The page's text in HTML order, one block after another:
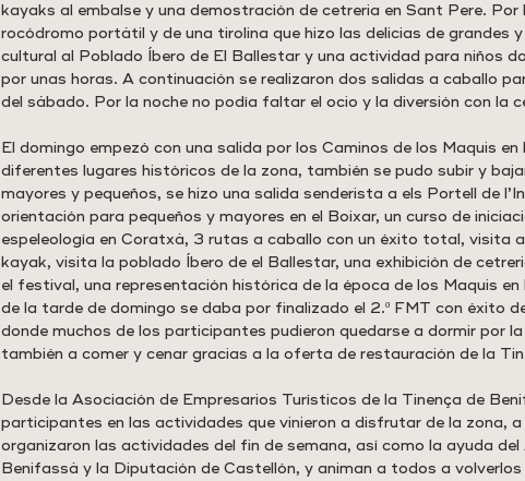
kayaks al embalse y una demostración de cetreria en Sant Pere.
rocódromo portátil y de una tirolina que hizo las delicias de grandes
cultural al Poblado Íbero de El Ballestar y una actividad para niños
por unas horas. A continuación se realizaron dos salidas a caballo
del sábado. Por la noche no podía faltar el ocio y la diversión con la
El domingo empezó con una salida por los Caminos de los Maquis
diferentes lugares históricos de la zona, también se pudo subir y
mayores y pequeños, se hizo una salida senderista a els Portell de
orientación para pequeños y mayores en el Boixar, un curso de
espeleología en Coratxà, 3 rutas a caballo con un éxito total, visita
kayak, visita la poblado Íbero de el Ballestar, una exhibición de
el festival, una representación histórica de la época de los Maquis
de la tarde de domingo se daba por finalizado el 2.º FMT con éxito
donde muchos de los participantes pudieron quedarse a dormir por
también a comer y cenar gracias a la oferta de restauración de la
Desde la Asociación de Empresarios Turísticos de la Tinença de
participantes en las actividades que vinieron a disfrutar de la zona,
organizaron las actividades del fin de semana, así como la ayuda
Benifassà y la Diputación de Castellón, y animan a todos a